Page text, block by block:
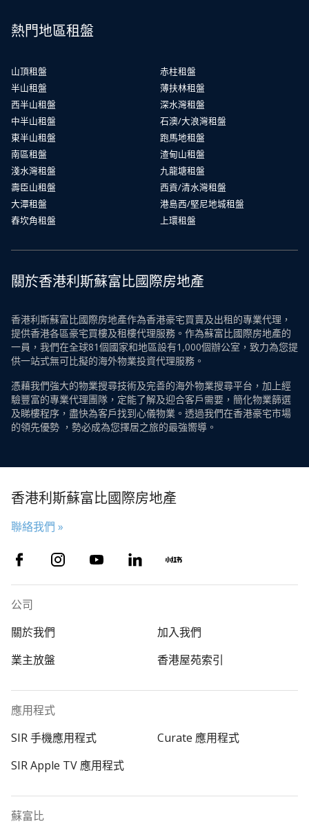
熱門地區租盤
山頂租盤
半山租盤
西半山租盤
中半山租盤
東半山租盤
南區租盤
淺水灣租盤
壽臣山租盤
大潭租盤
舂坎角租盤
赤柱租盤
薄扶林租盤
深水灣租盤
石澳/大浪灣租盤
跑馬地租盤
渣甸山租盤
九龍塘租盤
西貢/清水灣租盤
港島西/堅尼地城租盤
上環租盤
關於香港利斯蘇富比國際房地產
香港利斯蘇富比國際房地產作為香港豪宅買賣及出租的專業代理，
提供香港各區豪宅買樓及租樓代理服務。作為蘇富比國際房地產的
一員，我們在全球81個國家和地區設有1,000個辦公室，致力為您提
供一站式無可比擬的海外物業投資代理服務。
憑藉我們強大的物業搜尋技術及完善的海外物業搜尋平台，加上經
驗豐富的專業代理團隊，定能了解及迎合客戶需要，簡化物業篩選
及睇樓程序，盡快為客戶找到心儀物業。透過我們在香港豪宅市場
的領先優勢 ，勢必成為您擇居之旅的最強嚮導。
香港利斯蘇富比國際房地產
聯絡我們 »
公司
關於我們
加入我們
業主放盤
香港屋苑索引
應用程式
SIR 手機應用程式
Curate 應用程式
SIR Apple TV 應用程式
蘇富比